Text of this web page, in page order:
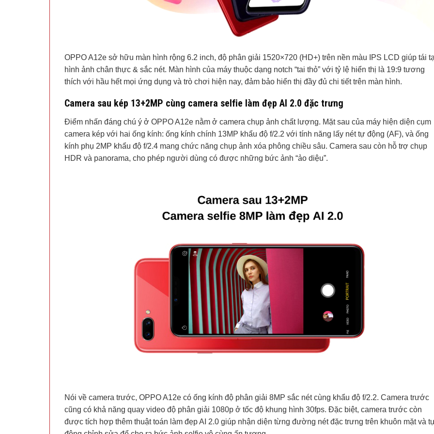
OPPO A12e sở hữu màn hình rộng 6.2 inch, độ phân giải 1520×720 (HD+) trên nền màu IPS LCD giúp tái
hình ảnh chân thực & sắc nét. Màn hình của máy thuộc dạng notch “tai thỏ” với tỷ lệ hiển thị là 19:9 tương
thích với hầu hết mọi ứng dụng và trò chơi hiện nay, đảm bảo hiển thị đầy đủ chi tiết trên màn hình.
Camera sau kép 13+2MP cùng camera selfie làm đẹp AI 2.0 đặc trưng
Điểm nhấn đáng chú ý ở OPPO A12e nằm ở camera chụp ảnh chất lượng. Mặt sau của máy hiện diện cụm
camera kép với hai ống kính: ống kính chính 13MP khẩu độ f/2.2 với tính năng lấy nét tự động (AF), và ống
kính phụ 2MP khẩu độ f/2.4 mang chức năng chụp ảnh xóa phông chiều sâu. Camera sau còn hỗ trợ chụp
HDR và panorama, cho phép người dùng có được những bức ảnh “ảo diệu”.
Nói về camera trước, OPPO A12e có ống kính độ phân giải 8MP sắc nét cùng khẩu độ f/2.2. Camera trước
cũng có khả năng quay video độ phân giải 1080p ở tốc độ khung hình 30fps. Đặc biệt, camera trước còn
được tích hợp thêm thuật toán làm đẹp AI 2.0 giúp nhận diện từng đường nét đặc trưng trên khuôn mặt và